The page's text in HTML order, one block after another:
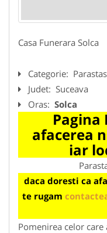
Casa Funerara Solca
Categorie:
Judet: Suceava
Oras: Solca
afacerea
iar
daca doresti ca
te rugam
Pomenirea celor